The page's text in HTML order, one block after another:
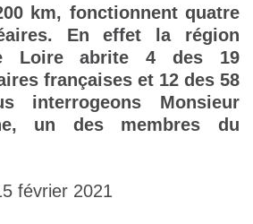
km, fonctionnent quatre
En effet la région
Loire abrite 4 des 19
françaises et 12 des 58
interrogeons Monsieur
un des membres du
février 2021